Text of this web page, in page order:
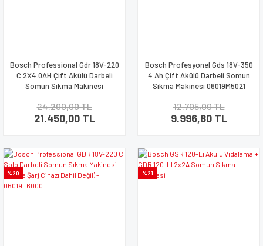
Bosch Professional Gdr 18V-220
C 2X4.0AH Çift Akülü Darbeli
Somun Sıkma Makinesi
24.200,00 TL
21.450,00 TL
Bosch Profesyonel Gds 18V-350
4 Ah Çift Akülü Darbeli Somun
Sıkma Makinesi 06019M5021
12.705,00 TL
9.996,80 TL
%20 %21